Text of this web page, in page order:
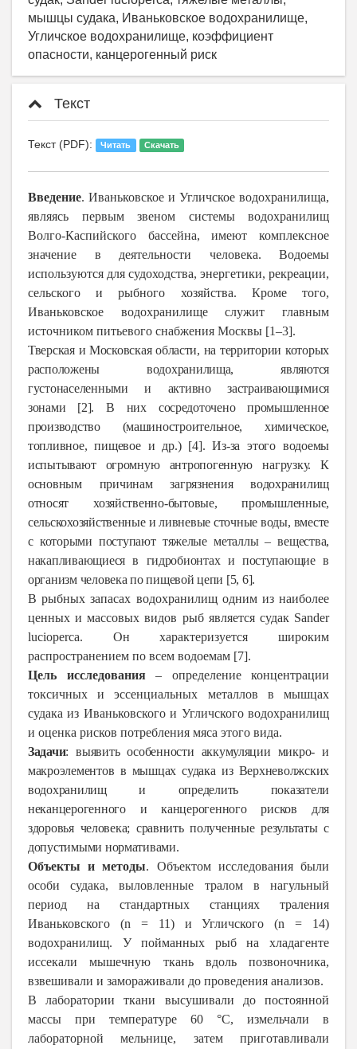
мышцы судака, Иваньковское водохранилище,
Угличское водохранилище, коэффициент
опасности, канцерогенный риск
Текст
Текст (PDF): Читать Скачать
Введение. Иваньковское и Угличское водохранилища,
являясь первым звеном системы водохранилищ
Волго-Каспийского бассейна, имеют комплексное
значение в деятельности человека. Водоемы
используются для судоходства, энергетики, рекреации,
сельского и рыбного хозяйства. Кроме того,
Иваньковское водохранилище служит главным
источником питьевого снабжения Москвы [1–3].
Тверская и Московская области, на территории которых
расположены водохранилища, являются
густонаселенными и активно застраивающимися
зонами [2]. В них сосредоточено промышленное
производство (машиностроительное, химическое,
топливное, пищевое и др.) [4]. Из-за этого водое­мы
испытывают огромную антропогенную нагрузку. К
основным причинам загрязнения водохранилищ
относят хозяйственно-бытовые, промышленные,
сельскохозяйственные и ливневые сточные воды, вместе
с которыми поступают тяжелые металлы – вещества,
накапливающиеся в гидро­бионтах и поступающие в
организм человека по пищевой цепи [5, 6].
В рыбных запасах водохранилищ одним из наиболее
ценных и массовых видов рыб яв­ляется судак Sander
lucioperca. Он характери­зуется широким
распространением по всем водоемам [7].
Цель исследования– определение концентрации
токсичных и эссенциальных металлов в мышцах
судака из Иваньковского и Угличского водохранилищ
и оценка рисков потребления мяса этого вида.
Задачи: выявить особенности аккумуляции микро- и
макроэлементов в мышцах судака из Верхневолжских
водохранилищ и определить показатели
неканцерогенного и канцерогенного рисков для
здоровья человека; сравнить полученные результаты с
допустимыми нормативами.
Объекты и методы. Объектом исследования были
особи судака, выловленные тралом в нагульный
период на стандартных станциях траления
Иваньковского (n = 11) и Угличского (n = 14)
водохранилищ. У пойманных рыб на хладагенте
иссекали мышечную ткань вдоль позвоночника,
взвешивали и замораживали до проведения анализов.
В лаборатории ткани высушивали до пос­тоянной
массы при температуре 60 °C, измельчали в
лабораторной мельнице, затем приготавливали